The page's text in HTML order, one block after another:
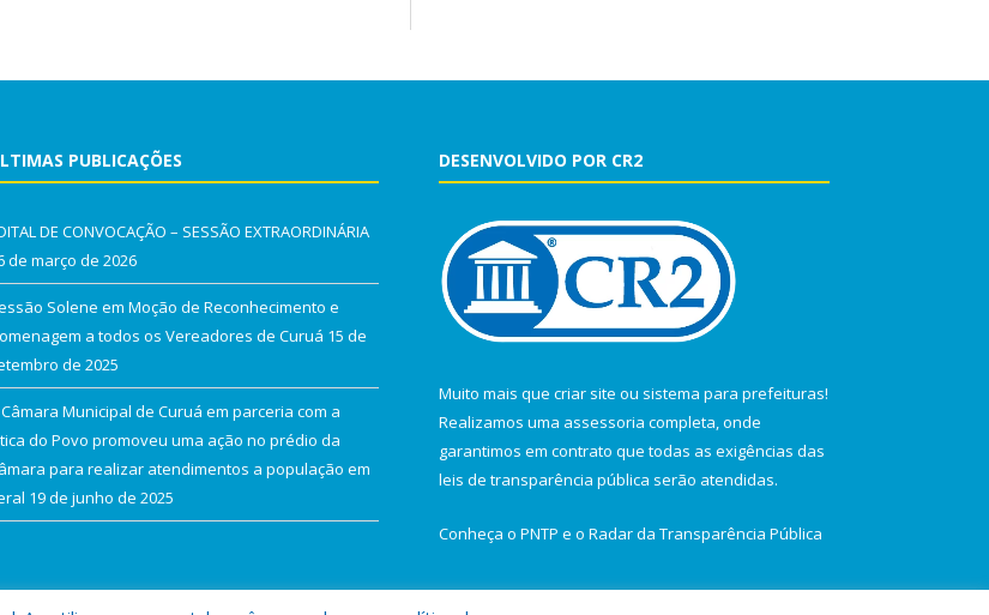
PUBLICAÇÕES
DE CONVOCAÇÃO – SESSÃO EXTRAORDINÁRIA
de março de 2026
Solene em Moção de Reconhecimento e
a todos os Vereadores de Curuá 15 de
de 2025
Municipal de Curuá em parceria com a
do Povo promoveu uma ação no prédio da
para realizar atendimentos a população em
19 de junho de 2025
DESENVOLVIDO POR CR2
Muito mais que criar site ou sistema para prefeituras!
Realizamos uma assessoria completa, onde
garantimos em contrato que todas as exigências das
leis de transparência pública serão atendidas.
Conheça o PNTP e o Radar da Transparência Pública